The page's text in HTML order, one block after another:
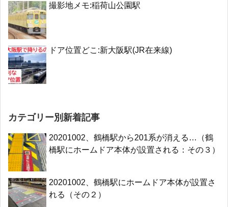
撮影地メモ:稲荷山公園駅
ドア位置どこ:新大阪駅(JR在来線)
カテゴリー別新着記事
20201002、鶴橋駅から201系が消える…（鶴
橋駅にホームドア本体が設置される：その３）
20201002、鶴橋駅にホームドア本体が設置さ
れる（その２）